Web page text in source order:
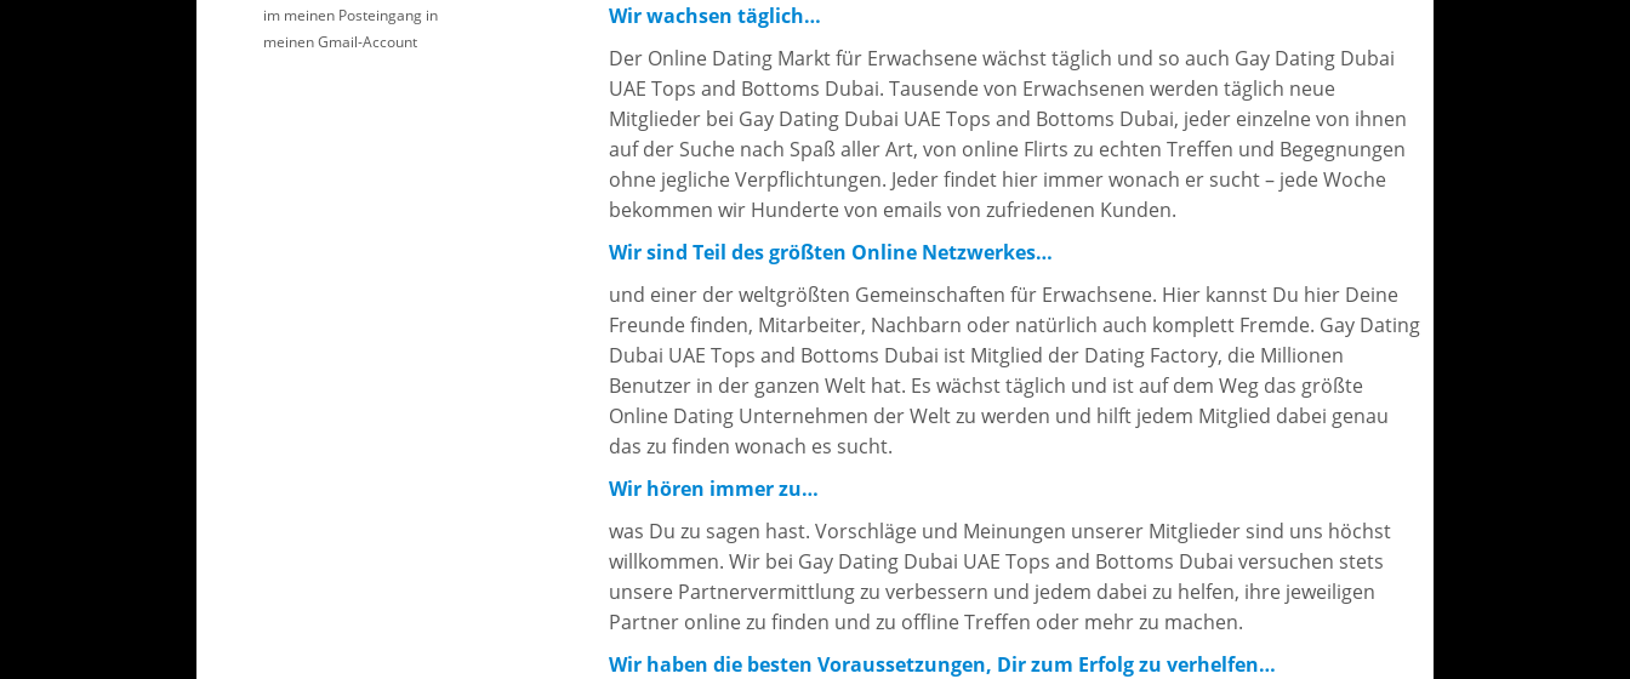
im meinen Posteingang in
meinen Gmail-Account
Wir wachsen täglich…
Der Online Dating Markt für Erwachsene wächst täglich und so auch Gay Dating Dubai
UAE Tops and Bottoms Dubai. Tausende von Erwachsenen werden täglich neue
Mitglieder bei Gay Dating Dubai UAE Tops and Bottoms Dubai, jeder einzelne von ihnen
auf der Suche nach Spaß aller Art, von online Flirts zu echten Treffen und Begegnungen
ohne jegliche Verpflichtungen. Jeder findet hier immer wonach er sucht – jede Woche
bekommen wir Hunderte von emails von zufriedenen Kunden.
Wir sind Teil des größten Online Netzwerkes…
und einer der weltgrößten Gemeinschaften für Erwachsene. Hier kannst Du hier Deine
Freunde finden, Mitarbeiter, Nachbarn oder natürlich auch komplett Fremde. Gay Dating
Dubai UAE Tops and Bottoms Dubai ist Mitglied der Dating Factory, die Millionen
Benutzer in der ganzen Welt hat. Es wächst täglich und ist auf dem Weg das größte
Online Dating Unternehmen der Welt zu werden und hilft jedem Mitglied dabei genau
das zu finden wonach es sucht.
Wir hören immer zu…
was Du zu sagen hast. Vorschläge und Meinungen unserer Mitglieder sind uns höchst
willkommen. Wir bei Gay Dating Dubai UAE Tops and Bottoms Dubai versuchen stets
unsere Partnervermittlung zu verbessern und jedem dabei zu helfen, ihre jeweiligen
Partner online zu finden und zu offline Treffen oder mehr zu machen.
Wir haben die besten Voraussetzungen, Dir zum Erfolg zu verhelfen…